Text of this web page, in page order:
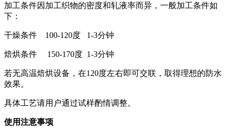
加工条件因加工织物的密度和轧液率而异，一般加工条件如
下：
干燥条件 100-120度 1-3分钟
焙烘条件 150-170度 1-3分钟
若无高温焙烘设备，在120度左右即可交联，取得理想的防水
效果。
具体工艺请用户通过试样酌情调整。
使用注意事项